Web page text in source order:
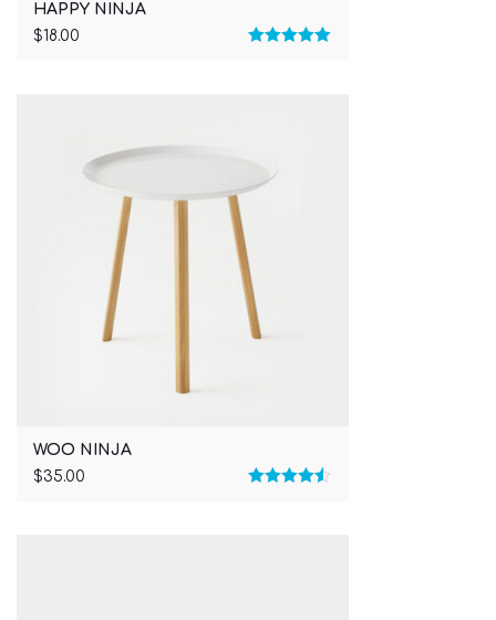
HAPPY NINJA
$18.00
WOO NINJA
$35.00